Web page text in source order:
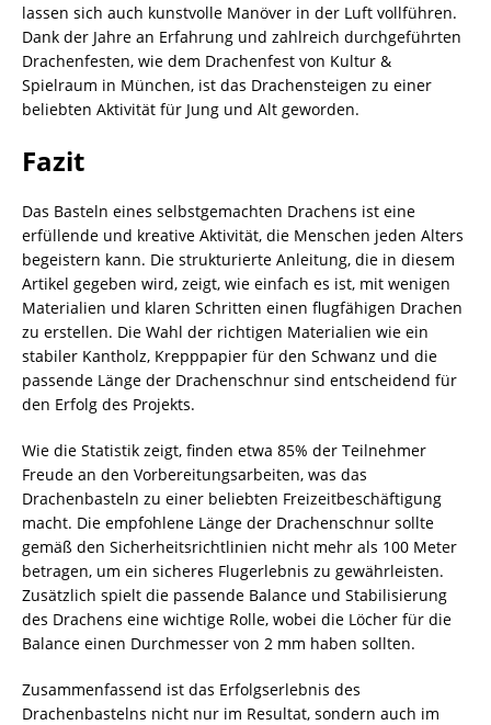
lassen sich auch kunstvolle Manöver in der Luft vollführen.
Dank der Jahre an Erfahrung und zahlreich durchgeführten
Drachenfesten, wie dem Drachenfest von Kultur &
Spielraum in München, ist das Drachensteigen zu einer
beliebten Aktivität für Jung und Alt geworden.
Fazit
Das Basteln eines selbstgemachten Drachens ist eine
erfüllende und kreative Aktivität, die Menschen jeden Alters
begeistern kann. Die strukturierte Anleitung, die in diesem
Artikel gegeben wird, zeigt, wie einfach es ist, mit wenigen
Materialien und klaren Schritten einen flugfähigen Drachen
zu erstellen. Die Wahl der richtigen Materialien wie ein
stabiler Kantholz, Krepppapier für den Schwanz und die
passende Länge der Drachenschnur sind entscheidend für
den Erfolg des Projekts.
Wie die Statistik zeigt, finden etwa 85% der Teilnehmer
Freude an den Vorbereitungsarbeiten, was das
Drachenbasteln zu einer beliebten Freizeitbeschäftigung
macht. Die empfohlene Länge der Drachenschnur sollte
gemäß den Sicherheitsrichtlinien nicht mehr als 100 Meter
betragen, um ein sicheres Flugerlebnis zu gewährleisten.
Zusätzlich spielt die passende Balance und Stabilisierung
des Drachens eine wichtige Rolle, wobei die Löcher für die
Balance einen Durchmesser von 2 mm haben sollten.
Zusammenfassend ist das Erfolgserlebnis des
Drachenbastelns nicht nur im Resultat, sondern auch im